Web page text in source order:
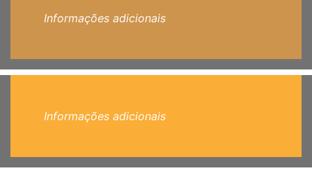
Informações adicionais
Informações adicionais